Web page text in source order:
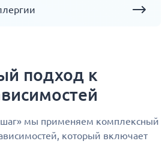
подход к
мы применяем комплексный
который включает